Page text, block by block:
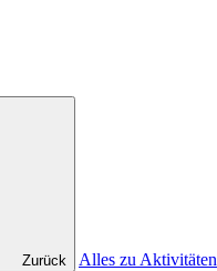
Zurück
Alles zu Aktivitäten